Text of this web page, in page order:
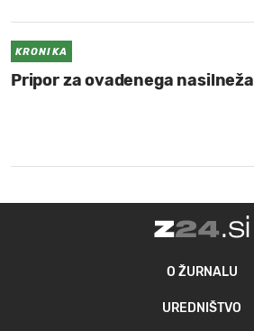
KRONIKA
Pripor za ovadenega nasilneža
O ŽURNALU
UREDNIŠTVO